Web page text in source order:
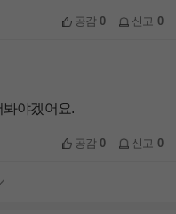
공감0 신고 0
야겠어요.
공감0 신고 0